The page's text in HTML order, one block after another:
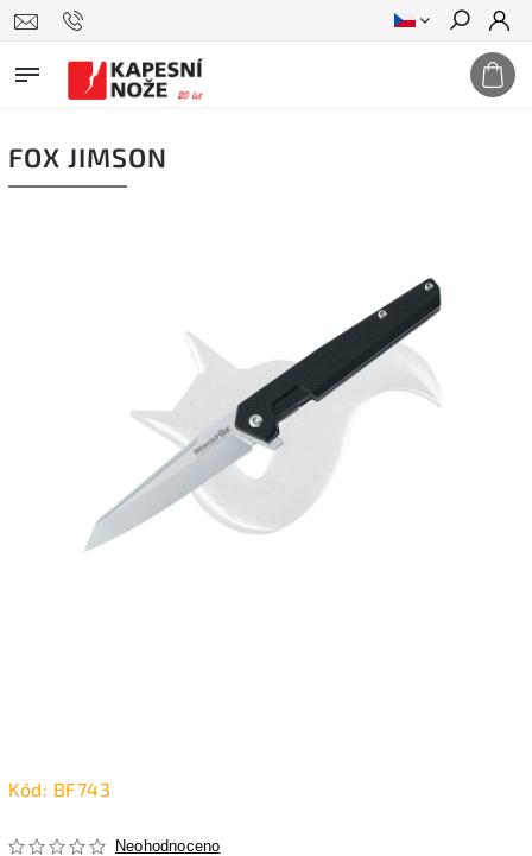
Hledat
FOX JIMSON
Kód: BF743
Neohodnoceno